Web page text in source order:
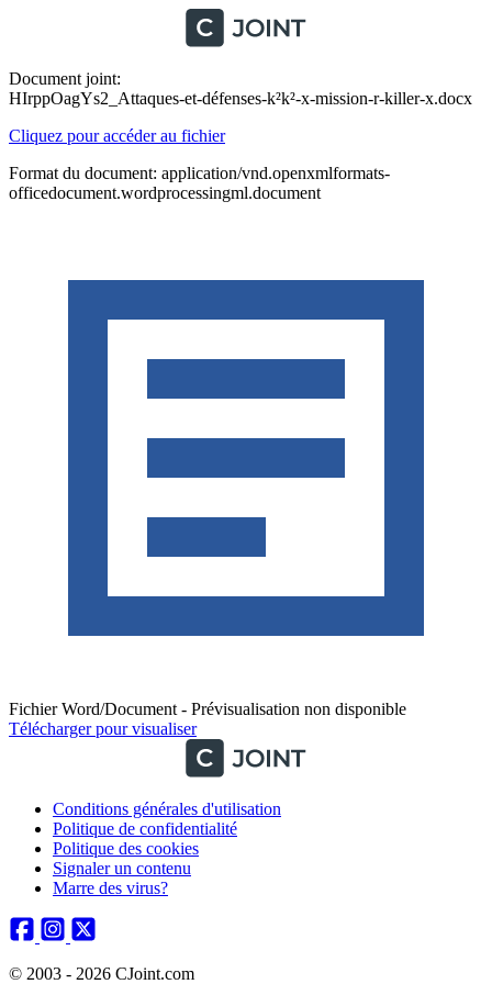
Document joint:
HIrppOagYs2_Attaques-et-défenses-k²k²-x-mission-r-killer-x.docx
Cliquez pour accéder au fichier
Format du document: application/vnd.openxmlformats-
officedocument.wordprocessingml.document
Fichier Word/Document - Prévisualisation non disponible
Télécharger pour visualiser
Conditions générales d'utilisation
Politique de confidentialité
Politique des cookies
Signaler un contenu
Marre des virus?
© 2003 - 2026 CJoint.com